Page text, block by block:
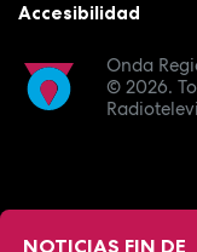
Onda
© 2026.
Accesibilidad
NOTICIAS FIN DE